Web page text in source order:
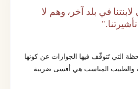
في بلد آخر، وهم لا
التي تَتوقّف فيها الجوازات عن كونها
والطبيب المناسب هي أقسى ضريبة